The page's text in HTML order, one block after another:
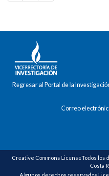
Regresar al Portal de la
Correo
Creative Commons LicenseTodos
Costa